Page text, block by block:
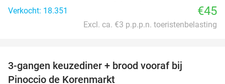
Verkocht: 18.351
€45
Excl. ca. €3 p.p.p.n. toeristenbelasting
3-gangen keuzediner + brood vooraf bij
Pinoccio de Korenmarkt